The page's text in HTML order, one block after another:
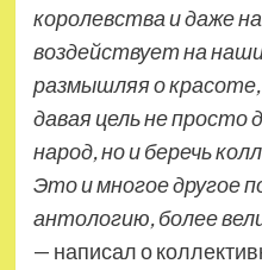
королевства и даже
воздействует на
размышляя о
давая цель не просто
народ, но и беречь
Это и многое другое
антологию, более
— написал о